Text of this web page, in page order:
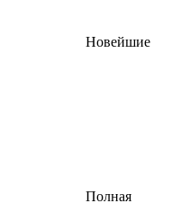
Новейшие
Полная